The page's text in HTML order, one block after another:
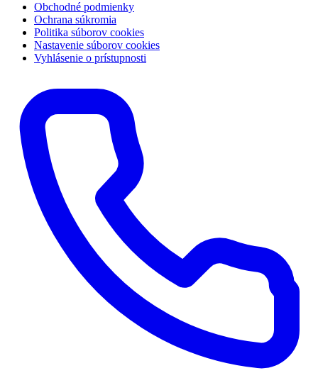
Obchodné podmienky
Ochrana súkromia
Politika súborov cookies
Nastavenie súborov cookies
Vyhlásenie o prístupnosti